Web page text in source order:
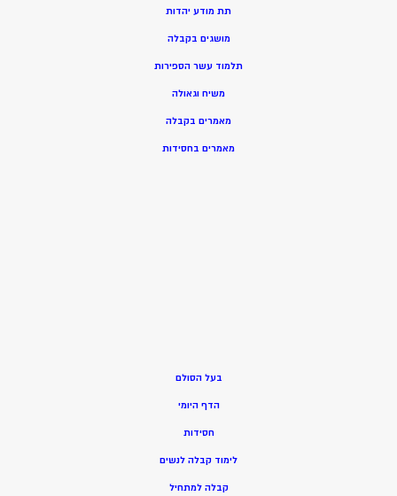
תת מודע יהדות
מושגים בקבלה
תלמוד עשר הספירות
משיח וגאולה
מאמרים בקבלה
מאמרים בחסידות
בעל הסולם
הדף היומי
חסידות
לימוד קבלה לנשים
קבלה למתחיל